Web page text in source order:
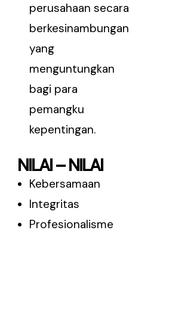
perusahaan secara
berkesinambungan
yang
menguntungkan
bagi para
pemangku
kepentingan.
NILAI – NILAI
Kebersamaan
Integritas
Profesionalisme